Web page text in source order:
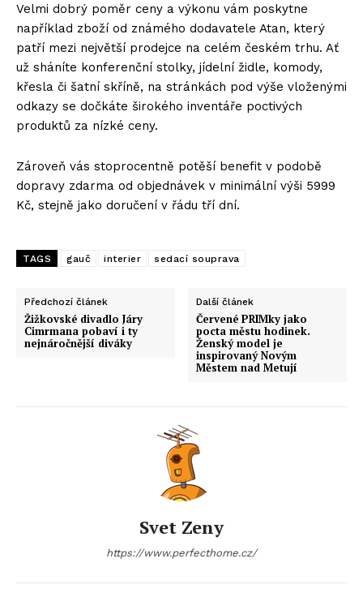
Velmi dobrý poměr ceny a výkonu vám poskytne
například zboží od známého dodavatele Atan, který
patří mezi největší prodejce na celém českém trhu. Ať
už sháníte konferenční stolky, jídelní židle, komody,
křesla či šatní skříně, na stránkách pod výše vloženými
odkazy se dočkáte širokého inventáře poctivých
produktů za nízké ceny.
Zároveň vás stoprocentně potěší benefit v podobě
dopravy zdarma od objednávek v minimální výši 5999
Kč, stejně jako doručení v řádu tří dní.
TAGS gauč interier sedací souprava
Předchozí článek
Žižkovské divadlo Járy
Cimrmana pobaví i ty
nejnáročnější diváky
Další článek
Červené PRIMky jako
pocta městu hodinek.
Ženský model je
inspirovaný Novým
Městem nad Metují
Svet Zeny
https://www.perfecthome.cz/